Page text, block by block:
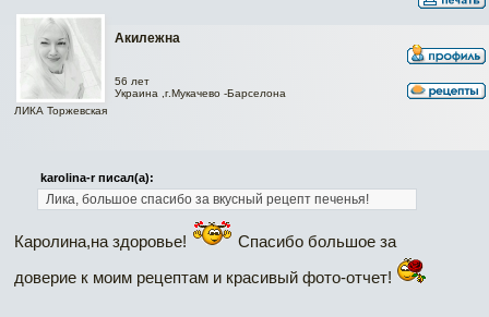
Акилежна
ЛИКА Торжевская
56 лет
Украина ,г.Мукачево -Барселона
karolina-r писал(а):
Лика, большое спасибо за вкусный рецепт печенья!
Каролина,на здоровье!
Спасибо большое за
доверие к моим рецептам и красивый фото-отчет!